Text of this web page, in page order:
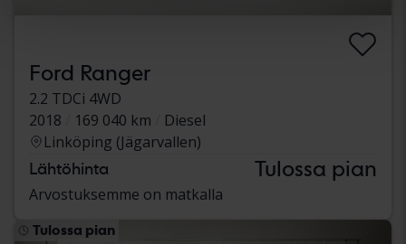
Ford Ranger
2.2 TDCi 4WD
2018
169 040 km
Diesel
Linköping (Jägarvallen)
Lähtöhinta Tulossa pian
Arvostuksemme on matkalla
Tulossa pian